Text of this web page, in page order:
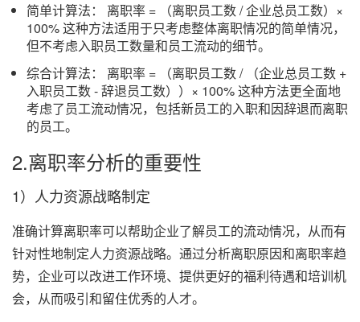
简单计算法： 离职率 = （离职员工数 / 企业总员工数）×
100% 这种方法适用于只考虑整体离职情况的简单情况，
但不考虑入职员工数量和员工流动的细节。
综合计算法： 离职率 = （离职员工数 / （企业总员工数 +
入职员工数 - 辞退员工数））× 100% 这种方法更全面地
考虑了员工流动情况，包括新员工的入职和因辞退而离职
的员工。
2.离职率分析的重要性
1）人力资源战略制定
准确计算离职率可以帮助企业了解员工的流动情况，从而有
针对性地制定人力资源战略。通过分析离职原因和离职率趋
势，企业可以改进工作环境、提供更好的福利待遇和培训机
会，从而吸引和留住优秀的人才。